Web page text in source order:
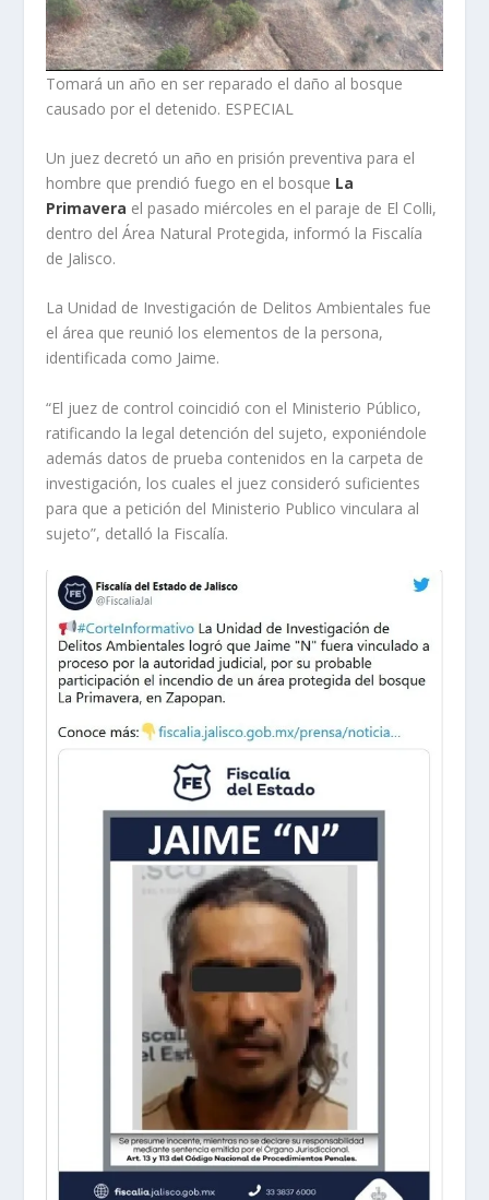
Tomará un año en ser reparado el daño al bosque
causado por el detenido. ESPECIAL
Un juez decretó un año en prisión preventiva para el
hombre que prendió fuego en el bosque La
Primavera el pasado miércoles en el paraje de El Colli,
dentro del Área Natural Protegida, informó la Fiscalía
de Jalisco.
La Unidad de Investigación de Delitos Ambientales fue
el área que reunió los elementos de la persona,
identificada como Jaime.
“El juez de control coincidió con el Ministerio Público,
ratificando la legal detención del sujeto, exponiéndole
además datos de prueba contenidos en la carpeta de
investigación, los cuales el juez consideró suficientes
para que a petición del Ministerio Publico vinculara al
sujeto”, detalló la Fiscalía.